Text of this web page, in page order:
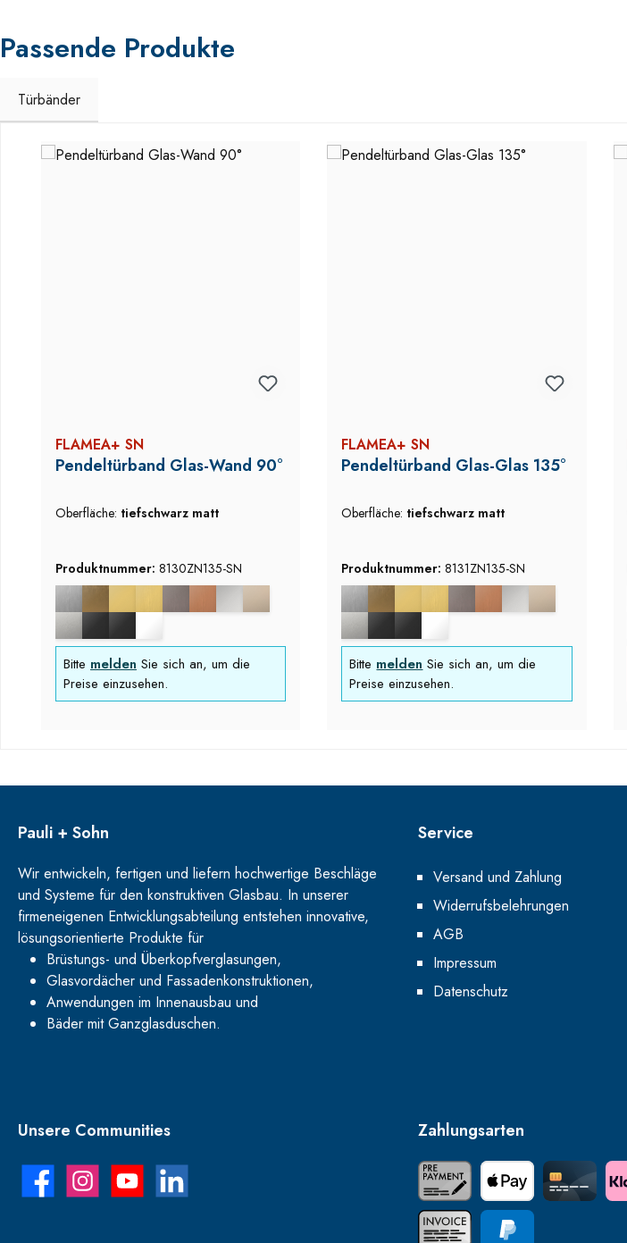
Passende Produkte
Türbänder
Produktgalerie überspringen
FLAMEA+ SN
Pendeltürband Glas-Wand 90°
Oberfläche: tiefschwarz matt
Produktnummer: 8130ZN135-SN
Bitte melden Sie sich an, um die
Preise einzusehen.
FLAMEA+ SN
Pendeltürband Glas-Glas 135°
Oberfläche:tiefschwarz matt
Produktnummer:8131ZN135-SN
Bitte melden Sie sich an, um die
Preise einzusehen.
Pauli + Sohn
Wir entwickeln, fertigen und liefern hochwertige Beschläge
und Systeme für den konstruktiven Glasbau. In unserer
firmeneigenen Entwicklungsabteilung entstehen innovative,
lösungsorientierte Produkte für
Brüstungs- und Überkopfverglasungen,
Glasvordächer und Fassadenkonstruktionen,
Anwendungen im Innenausbau und
Bäder mit Ganzglasduschen.
Service
Versand und Zahlung
Widerrufsbelehrungen
AGB
Impressum
Datenschutz
Unsere Communities
FacebookInstagramYouTube LinkedIn
Zahlungsarten
Vorkasse Apple Pay